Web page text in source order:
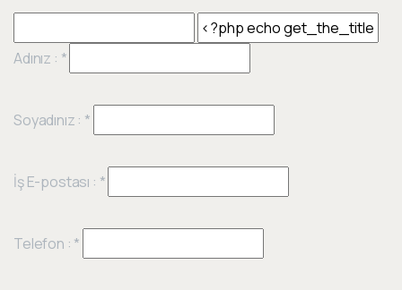
Adınız : *
Soyadınız : *
İş E-postası : *
Telefon : *